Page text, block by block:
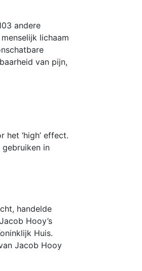
andere
lichaam
van pijn,
‘high’ effect.
gebruiken in
handelde
Hooy’s
Huis.
Jacob Hooy